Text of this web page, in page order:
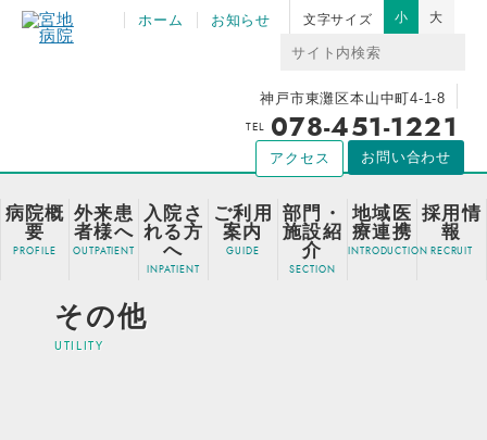
ホーム お知らせ 文字サイズ 小 大
神戸市東灘区本山中町4-1-8
TEL 078-451-1221
アクセス お問い合わせ
病院概
要
外来患
者様へ
入院さ
れる方
へ
ご利用
案内
部門・
施設紹
介
地域医
療連携
採用情
報
その他